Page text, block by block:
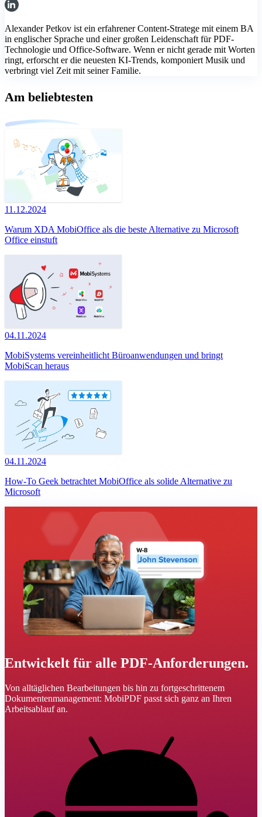
Alexander Petkov ist ein erfahrener Content-Stratege mit einem BA
in englischer Sprache und einer großen Leidenschaft für PDF-
Technologie und Office-Software. Wenn er nicht gerade mit Worten
ringt, erforscht er die neuesten KI-Trends, komponiert Musik und
verbringt viel Zeit mit seiner Familie.
Am beliebtesten
11.12.2024
Warum XDA MobiOffice als die beste Alternative zu Microsoft
Office einstuft
04.11.2024
MobiSystems vereinheitlicht Büroanwendungen und bringt
MobiScan heraus
04.11.2024
How-To Geek betrachtet MobiOffice als solide Alternative zu
Microsoft
Entwickelt für alle PDF-Anforderungen.
Von alltäglichen Bearbeitungen bis hin zu fortgeschrittenem
Dokumentenmanagement: MobiPDF passt sich ganz an Ihren
Arbeitsablauf an.